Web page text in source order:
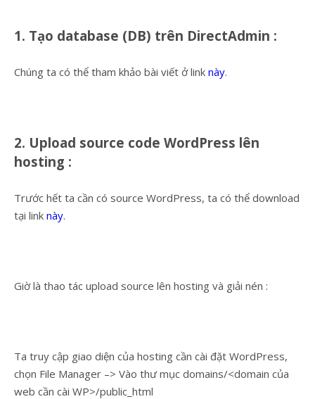
1. Tạo database (DB) trên DirectAdmin :
Chúng ta có thể tham khảo bài viết ở link này.
2. Upload source code WordPress lên
hosting :
Trước hết ta cần có source WordPress, ta có thể download
tại link này.
Giờ là thao tác upload source lên hosting và giải nén :
Ta truy cập giao diện của hosting cần cài đặt WordPress,
chọn File Manager –> Vào thư mục domains/<domain của
web cần cài WP>/public_html